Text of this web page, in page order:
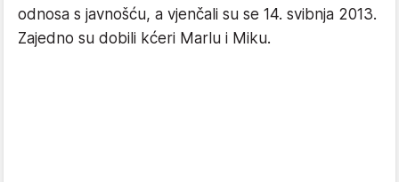
odnosa s javnošću, a vjenčali su se 14. svibnja 2013.
Zajedno su dobili kćeri Marlu i Miku.